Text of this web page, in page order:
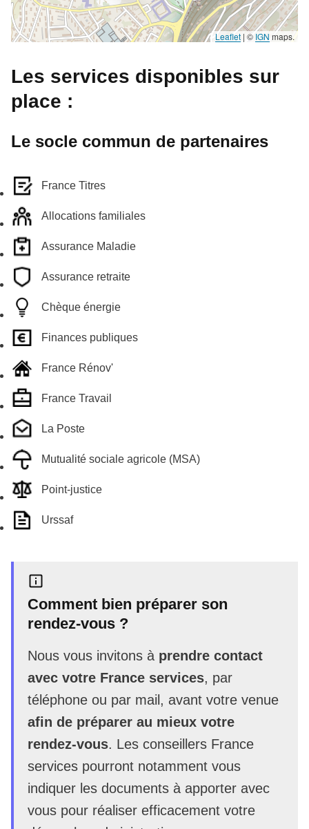
Leaflet | © IGN maps.
Les services disponibles sur
place :
Le socle commun de partenaires
France Titres
Allocations familiales
Assurance Maladie
Assurance retraite
Chèque énergie
Finances publiques
France Rénov'
France Travail
La Poste
Mutualité sociale agricole (MSA)
Point-justice
Urssaf
Comment bien préparer son
rendez-vous ?
Nous vous invitons à prendre contact
avec votre France services, par
téléphone ou par mail, avant votre venue
afin de préparer au mieux votre
rendez-vous. Les conseillers France
services pourront notamment vous
indiquer les documents à apporter avec
vous pour réaliser efficacement votre